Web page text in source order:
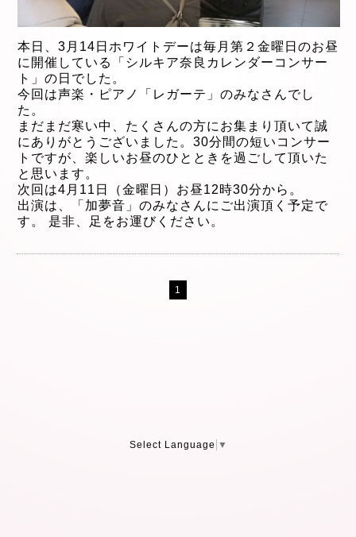
本日、3月14 日ホワイトデーは毎月第２金曜日のお昼
に開催している「シルキア奈良カレンダーコンサー
ト」の日でした。
今回は声楽・ピアノ「レガーテ」のみなさんでし
た。
まだまだ寒い中、たくさんの方にお集まり頂いて誠
にありがとうございました。30分間の短いコンサー
トですが、楽しいお昼のひとときを過ごして頂いた
と思います。
次回は4月11日（金曜日）お昼12時30分から。
出演は、「加夢音」のみなさんにご出演頂く予定で
す。 是非、足をお運びください。
1
Select Language ▼